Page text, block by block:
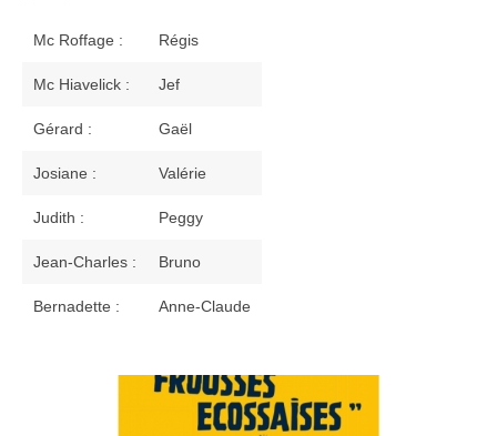
Les comédiennes et les comédiens
Les techniciens, les bénévoles …
La presse en parle
Galerie
Le livre d’or
Livre d’or
Réservations
Mc Roffage : Régis
Mc Hiavelick : Jef
Gérard : Gaël
Josiane : Valérie
Judith : Peggy
Jean-Charles : Bruno
Bernadette : Anne-Claude